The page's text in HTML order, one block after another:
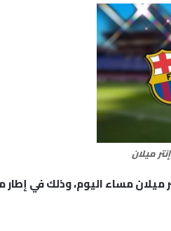
ميلان
ميلان مساء اليوم، وذلك في